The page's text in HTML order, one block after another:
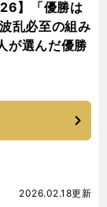
】「優勝は
乱必至の組み
が選んだ優勝
2026.02.18更新